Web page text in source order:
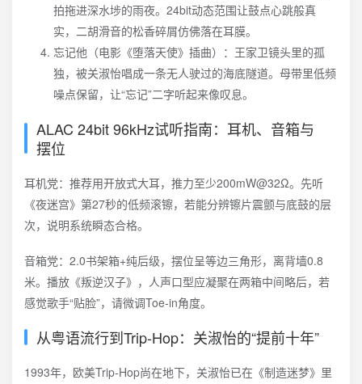
拍拖进深水埗的雨夜。24bit动态范围让鼓点心跳般真
实，二胡滑音的松香碎屑仿佛落在耳膜。
忘记他（电影《堕落天使》插曲）：王家卫镜头里的孤
独，被关淑怡唱成一条无人驶过的海底隧道。母带里低频
噪点保留，让“忘记”二字听起来像叹息。
ALAC 24bit 96kHz试听指南：耳机、音箱与
摆位
耳机党：推荐用开放式大耳，推力至少200mW@32Ω。先听
《夜迷宫》第27秒的低频滚镲，若能分辨镲片震颤与底鼓的层
次，说明系统瞬态合格。
音箱党：2.0书架箱+纯后级，摆位呈等边三角形，离背墙0.8
米。播放《叛逆汉子》，人声口型应凝聚在两箱中间略后，若
感觉歌手“贴脸”，请微调Toe-in角度。
从粤语流行到Trip-Hop：关淑怡的“提前十年”
1993年，欧美Trip-Hop尚在地下，关淑怡已在《制造迷梦》里